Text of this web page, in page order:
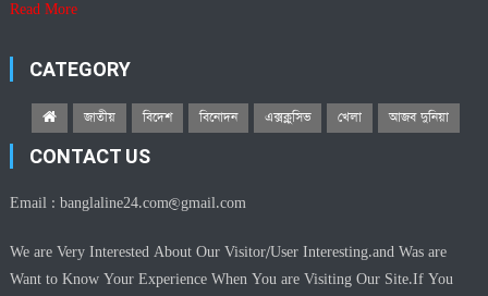
Read More
CATEGORY
জাতীয় বিদেশ বিনোদন এক্সক্লুসিভ খেলা আজব দুনিয়া
CONTACT US
Email :banglaline24.com@gmail.com
We are Very Interested About Our Visitor/User Interesting.and Was are
Want to Know Your Experience When You are Visiting Our Site.If You